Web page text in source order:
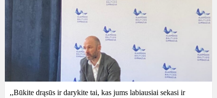
,,Būkite drąsūs ir darykite tai, kas jums labiausiai sekasi ir